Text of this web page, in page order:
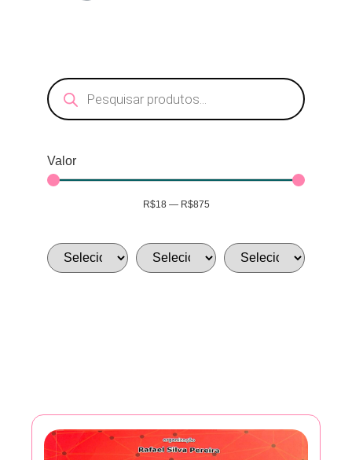
Valor
R$18— R$875